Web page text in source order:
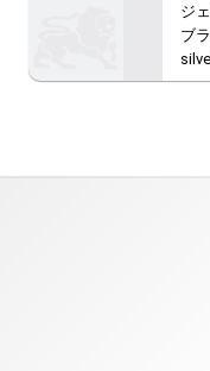
ジ
ブ